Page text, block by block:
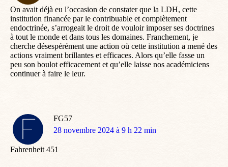
On avait déjà eu l’occasion de constater que la LDH, cette
institution financée par le contribuable et complètement
endoctrinée, s’arrogeait le droit de vouloir imposer ses doctrines
à tout le monde et dans tous les domaines. Franchement, je
cherche désespérément une action où cette institution a mené des
actions vraiment brillantes et efficaces. Alors qu’elle fasse un
peu son boulot efficacement et qu’elle laisse nos académiciens
continuer à faire le leur.
FG57
dit
28 novembre 2024 à 9 h 22 min
Fahrenheit 451